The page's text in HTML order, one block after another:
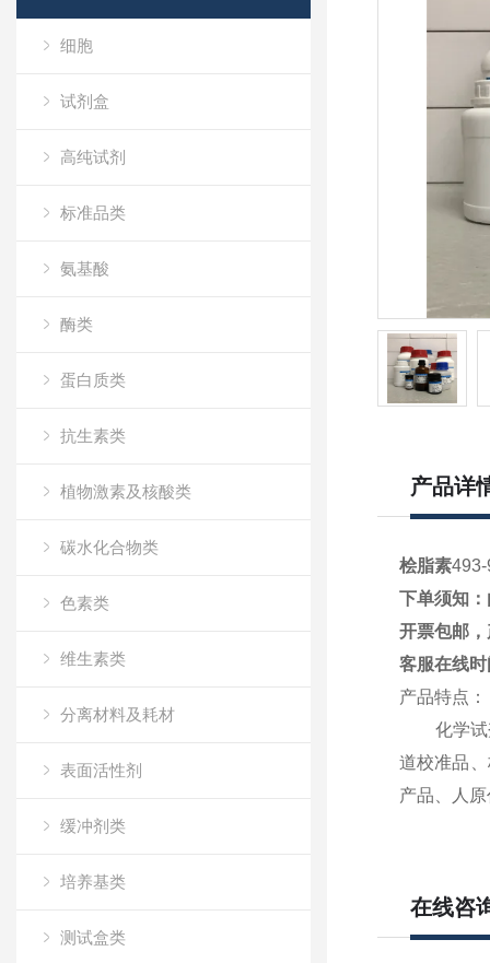
细胞
试剂盒
高纯试剂
标准品类
氨基酸
酶类
蛋白质类
抗生素类
植物激素及核酸类
碳水化合物类
色素类
维生素类
分离材料及耗材
表面活性剂
缓冲剂类
培养基类
测试盒类
产品详
桧脂素493-
下单须知
开票包邮
客服在线
产品特点：
化学
道校准品
产品、人
在线咨